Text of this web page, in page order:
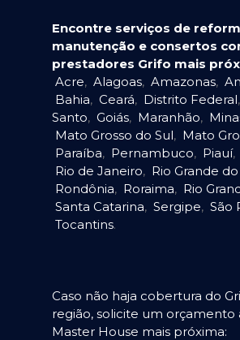
Encontre serviços de
manutenção e consertos
prestadores Grifo mais
Acre, Alagoas, Amazonas,
Bahia, Ceará, Distrito Federal,
Santo, Goiás, Maranhão,
Mato Grosso do Sul, Mato
Paraíba, Pernambuco, Piauí,
Rio de Janeiro, Rio Grande
Rondônia, Roraima, Rio
Santa Catarina, Sergipe, São
Tocantins.
Caso não haja cobertura do
região, solicite um orçamento
Master House mais próxima: